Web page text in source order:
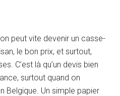
peut vite devenir un casse-
le bon prix, et surtout,
C’est là qu’un devis bien
surtout quand on
Belgique. Un simple papier